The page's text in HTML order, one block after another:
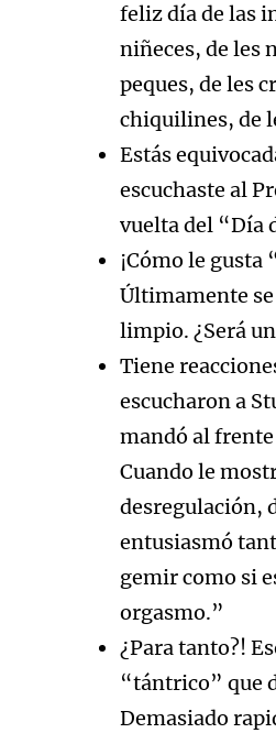
feliz día de las
niñeces, de les
peques, de les
chiquilines, de
Estás
escuchaste al
vuelta del “Día
¡Cómo le gusta
Últimamente se
limpio. ¿Será un
Tiene
escucharon a
mandó al
Cuando le
desregulación,
entusiasmó
gemir como si
orgasmo.”
¿Para tanto?!
“tántrico” que
Demasiado